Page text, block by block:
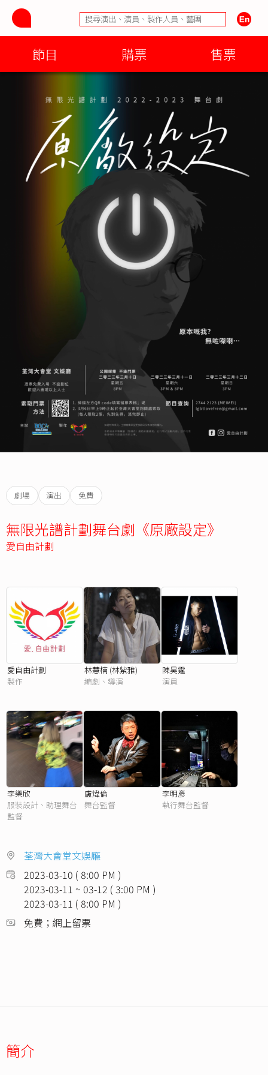
節目 購票 售票
劇場 演出 免費
無限光譜計劃舞台劇《原廠設定》
愛自由計劃
愛自由計劃
製作
林慧楠 (林紫雅)
編劇、導演
陳昊霆
演員
李樂欣
服裝設計、助理舞台
監督
盧煒倫
舞台監督
李明彥
執行舞台監督
荃灣大會堂文娛廳
2023-03-10 ( 8:00 PM )
2023-03-11 ~ 03-12 ( 3:00 PM )
2023-03-11 ( 8:00 PM )
免費；網上留票
簡介